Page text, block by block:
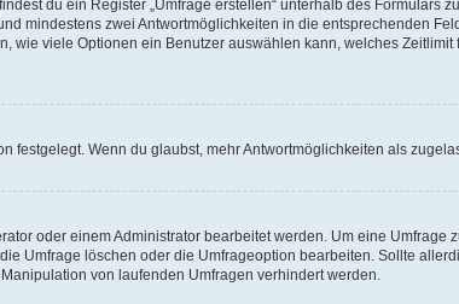
du ein Register „Umfrage erstellen“ unterhalb des Formulars
mindestens zwei Antwortmöglichkeiten in die entsprechenden
wie viele Optionen ein Benutzer auswählen kann, welches
Wenn du glaubst, mehr Antwortmöglichkeiten als
oder einem Administrator bearbeitet werden. Um eine
Umfrage löschen oder die Umfrageoption bearbeiten. Sollte
von laufenden Umfragen verhindert werden.